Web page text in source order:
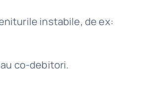
instabile, de ex:
co-debitori.